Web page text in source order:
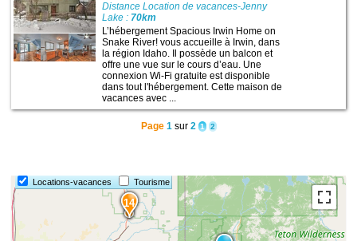
Distance Location de vacances-Jenny
Lake : 70km
L’hébergement Spacious Irwin Home on
Snake River! vous accueille à Irwin, dans
la région Idaho. Il possède un balcon et
offre une vue sur le cours d’eau. Une
connexion Wi-Fi gratuite est disponible
dans tout l'hébergement. Cette maison de
vacances avec ...
Page 1sur 2 1 2
Locations-vacances Tourisme
14